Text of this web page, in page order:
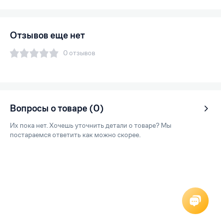
Отзывов еще нет
0 отзывов
Вопросы о товаре (0)
Их пока нет. Хочешь уточнить детали о товаре? Мы
постараемся ответить как можно скорее.